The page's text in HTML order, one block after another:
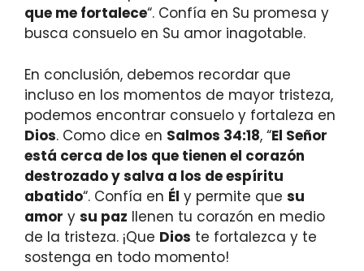
que me fortalece“. Confía en Su promesa y
busca consuelo en Su amor inagotable.
En conclusión, debemos recordar que
incluso en los momentos de mayor tristeza,
podemos encontrar consuelo y fortaleza en
Dios. Como dice en Salmos 34:18, “El Señor
está cerca de los que tienen el corazón
destrozado y salva a los de espíritu
abatido“. Confía en Él y permite que su
amor y su paz llenen tu corazón en medio
de la tristeza. ¡Que Dios te fortalezca y te
sostenga en todo momento!